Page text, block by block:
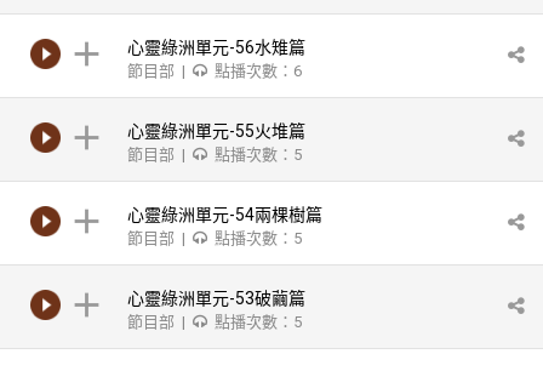
心靈綠洲單元-56水雉篇
節目部 | 點播次數：6
心靈綠洲單元-55火堆篇
節目部 | 點播次數：5
心靈綠洲單元-54兩棵樹篇
節目部 | 點播次數：5
心靈綠洲單元-53破繭篇
節目部 | 點播次數：5